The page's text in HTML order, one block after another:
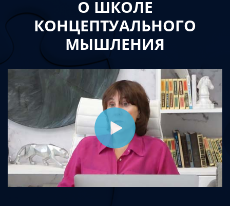
О ШКОЛЕ
КОНЦЕПТУАЛЬНОГО
МЫШЛЕНИЯ